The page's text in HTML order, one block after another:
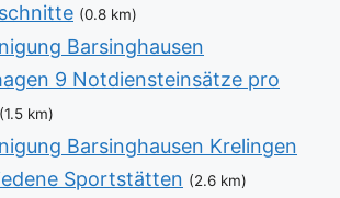
(0.8 km)
Barsinghausen
9 Notdiensteinsätze pro
(1.5 km)
Barsinghausen Krelingen
Sportstätten (2.6 km)